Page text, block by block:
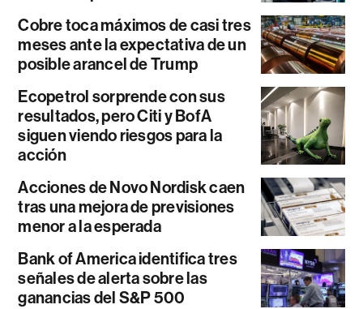
Cobre toca máximos de casi tres
meses ante la expectativa de un
posible arancel de Trump
Ecopetrol sorprende con sus
resultados, pero Citi y BofA
siguen viendo riesgos para la
acción
Acciones de Novo Nordisk caen
tras una mejora de previsiones
menor a la esperada
Bank of America identifica tres
señales de alerta sobre las
ganancias del S&P 500